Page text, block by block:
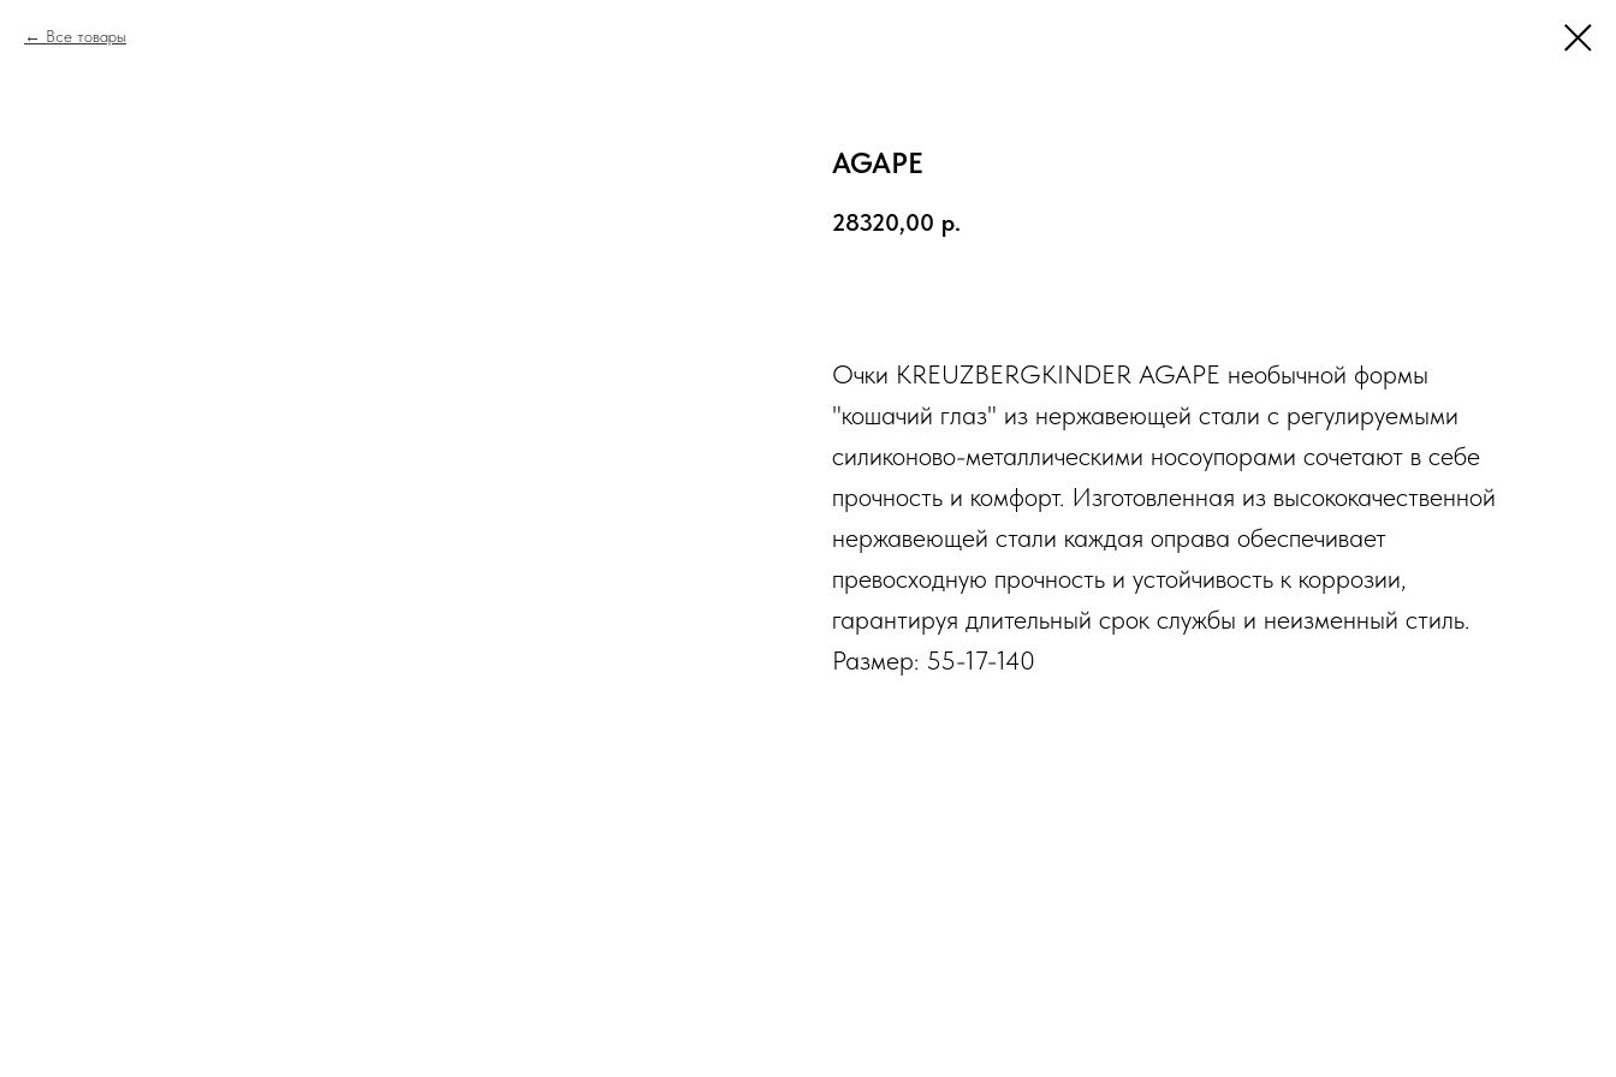
Все товары
AGAPE
28320,00 р.
Очки KREUZBERGKINDER AGAPE необычной формы
"кошачий глаз" из нержавеющей стали с регулируемыми
силиконово-металлическими носоупорами сочетают в себе
прочность и комфорт. Изготовленная из высококачественной
нержавеющей стали каждая оправа обеспечивает
превосходную прочность и устойчивость к коррозии,
гарантируя длительный срок службы и неизменный стиль.
Размер: 55-17-140